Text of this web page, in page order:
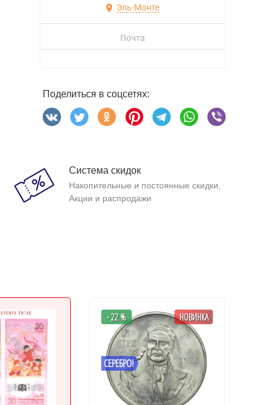
Эль-Монте
Почта
Поделиться в соцсетях:
Система скидок
Накопительные и постоянные скидки,
Акции и распродажи
СЕРЕБРО!
- 22 % НОВИНКА